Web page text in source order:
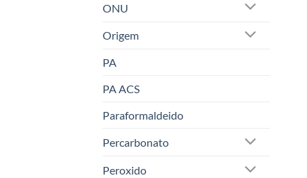
ONU
Origem
PA
PA ACS
Paraformaldeido
Percarbonato
Peroxido